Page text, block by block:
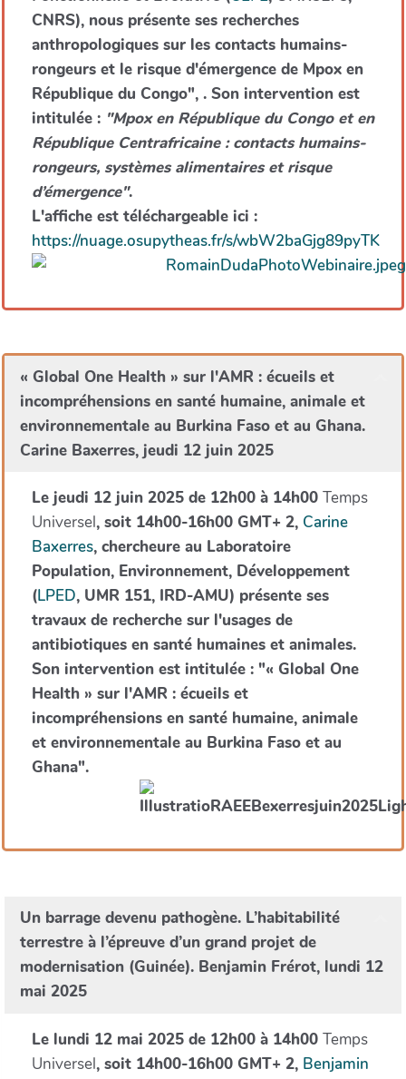
CNRS), nous présente ses recherches
anthropologiques sur les contacts humains-
rongeurs et le risque d'émergence de Mpox en
République du Congo", . Son intervention est
intitulée : "Mpox en République du Congo et en
République Centrafricaine : contacts humains-
rongeurs, systèmes alimentaires et risque
d’émergence".
L'affiche est téléchargeable ici :
https://nuage.osupytheas.fr/s/wbW2baGjg89pyTK
« Global One Health » sur l'AMR : écueils et
incompréhensions en santé humaine, animale et
environnementale au Burkina Faso et au Ghana.
Carine Baxerres, jeudi 12 juin 2025
Le jeudi 12 juin 2025 de 12h00 à 14h00 Temps
Universel, soit 14h00-16h00 GMT+ 2, Carine
Baxerres, chercheure au Laboratoire
Population, Environnement, Développement
(LPED, UMR 151, IRD-AMU) présente ses
travaux de recherche sur l'usages de
antibiotiques en santé humaines et animales.
Son intervention est intitulée : "« Global One
Health » sur l'AMR : écueils et
incompréhensions en santé humaine, animale
et environnementale au Burkina Faso et au
Ghana".
Un barrage devenu pathogène. L’habitabilité
terrestre à l’épreuve d’un grand projet de
modernisation (Guinée). Benjamin Frérot, lundi 12
mai 2025
Le lundi 12 mai 2025 de 12h00 à 14h00 Temps
Universel, soit 14h00-16h00 GMT+ 2, Benjamin